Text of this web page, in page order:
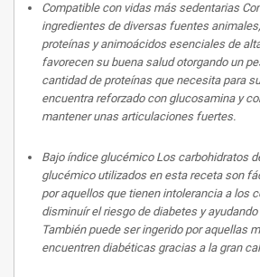
Compatible con vidas más sedentarias
ingredientes de diversas fuentes
proteínas y animoácidos esenciales de
favorecen su buena salud otorgando un
cantidad de proteínas que necesita para
encuentra reforzado con glucosamina y
mantener unas articulaciones fuertes.
Bajo índice glucémico Los carbohidratos
glucémico utilizados en esta receta son
por aquellos que tienen intolerancia a los
disminuír el riesgo de diabetes y
También puede ser ingerido por aquellas
encuentren diabéticas gracias a la gran